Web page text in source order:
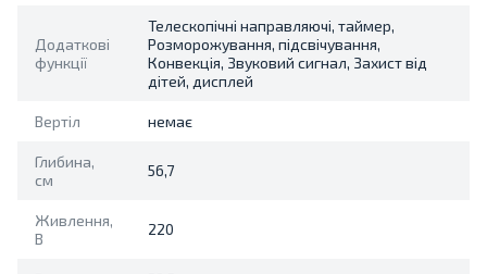
Додаткові
функції
Телескопічні направляючі, таймер,
Розморожування, підсвічування,
Конвекція, Звуковий сигнал, Захист від
дітей, дисплей
Вертіл немає
Глибина,
см
56,7
Живлення,
В
220